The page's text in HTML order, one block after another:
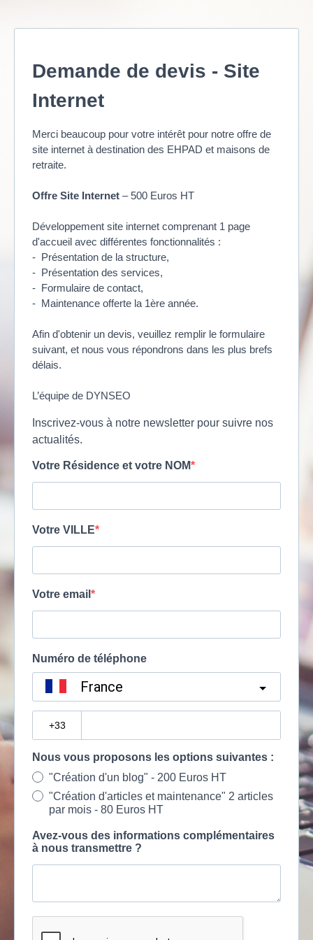
Demande de devis - Site
Internet
Merci beaucoup pour votre intérêt pour notre offre de
site internet à destination des EHPAD et maisons de
retraite.
Offre Site Internet – 500 Euros HT
Développement site internet comprenant 1 page
d'accueil avec différentes fonctionnalités :
- Présentation de la structure,
- Présentation des services,
- Formulaire de contact,
- Maintenance offerte la 1ère année.
Afin d'obtenir un devis, veuillez remplir le formulaire
suivant, et nous vous répondrons dans les plus brefs
délais.
L’équipe de DYNSEO
Inscrivez-vous à notre newsletter pour suivre nos
actualités.
Votre Résidence et votre NOM
Votre VILLE
Votre email
Numéro de téléphone
France
Nous vous proposons les options suivantes :
"Création d'un blog" - 200 Euros HT
"Création d'articles et maintenance" 2 articles
par mois - 80 Euros HT
Avez-vous des informations complémentaires
à nous transmettre ?